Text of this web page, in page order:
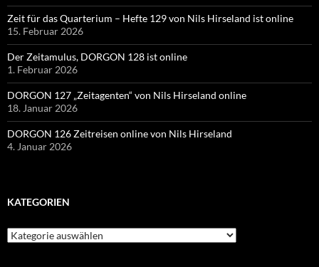
Zeit für das Quarterium – Hefte 129 von Nils Hirseland ist online
15. Februar 2026
Der Zeitamulus, DORGON 128 ist online
1. Februar 2026
DORGON 127 „Zeitagenten“ von Nils Hirseland online
18. Januar 2026
DORGON 126 Zeitreisen online von Nils Hirseland
4. Januar 2026
KATEGORIEN
Kategorien